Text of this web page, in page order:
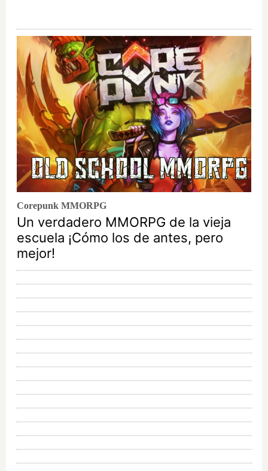
Corepunk MMORPG
Un verdadero MMORPG de la vieja
escuela ¡Cómo los de antes, pero
mejor!